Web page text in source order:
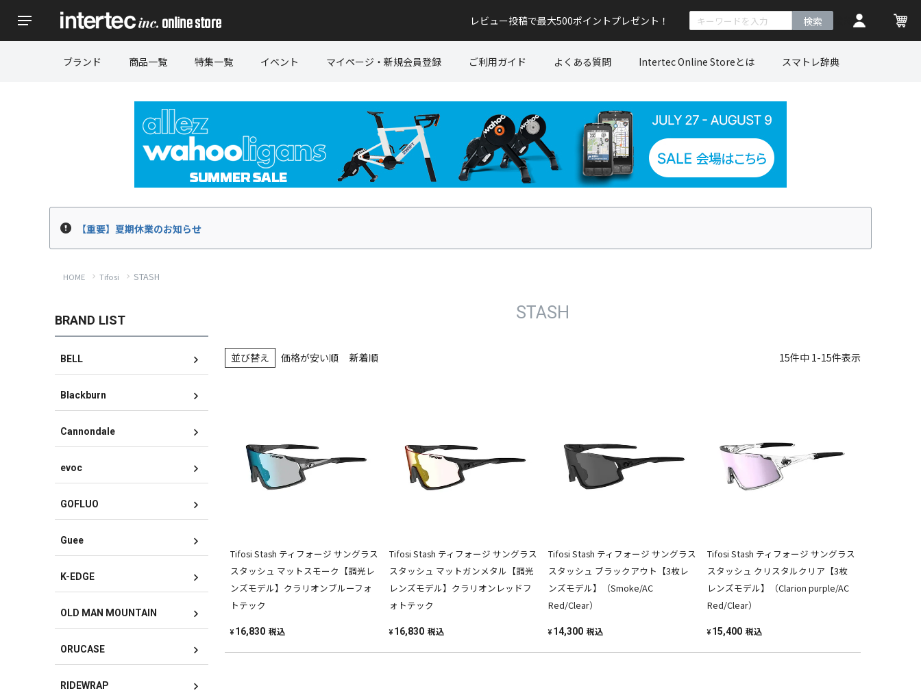
レビュー投稿で最大500ポイントプレゼント！
ブランド 商品一覧 特集一覧 イベント マイページ・新規会員登録 ご利用ガイド よくある質問 Intertec Online Storeとは スマトレ辞典
【重要】夏期休業のお知らせ
HOME Tifosi STASH
BRAND LIST
BELL
Blackburn
Cannondale
evoc
GOFLUO
Guee
K-EDGE
OLD MAN MOUNTAIN
ORUCASE
RIDEWRAP
STASH
並び替え 価格が安い順 新着順 15件中 1-15件表示
Tifosi Stash ティフォージ サングラス
スタッシュ マットスモーク【調光レ
ンズモデル】クラリオンブルーフォ
トテック
¥ 16,830 税込
Tifosi Stash ティフォージ サングラス
スタッシュ マットガンメタル【調光
レンズモデル】クラリオンレッドフ
ォトテック
¥ 16,830 税込
Tifosi Stash ティフォージ サングラス
スタッシュ ブラックアウト【3枚レ
ンズモデル】（Smoke/AC
Red/Clear）
¥ 14,300 税込
Tifosi Stash ティフォージ サングラス
スタッシュ クリスタルクリア【3枚
レンズモデル】（Clarion purple/AC
Red/Clear）
¥ 15,400 税込